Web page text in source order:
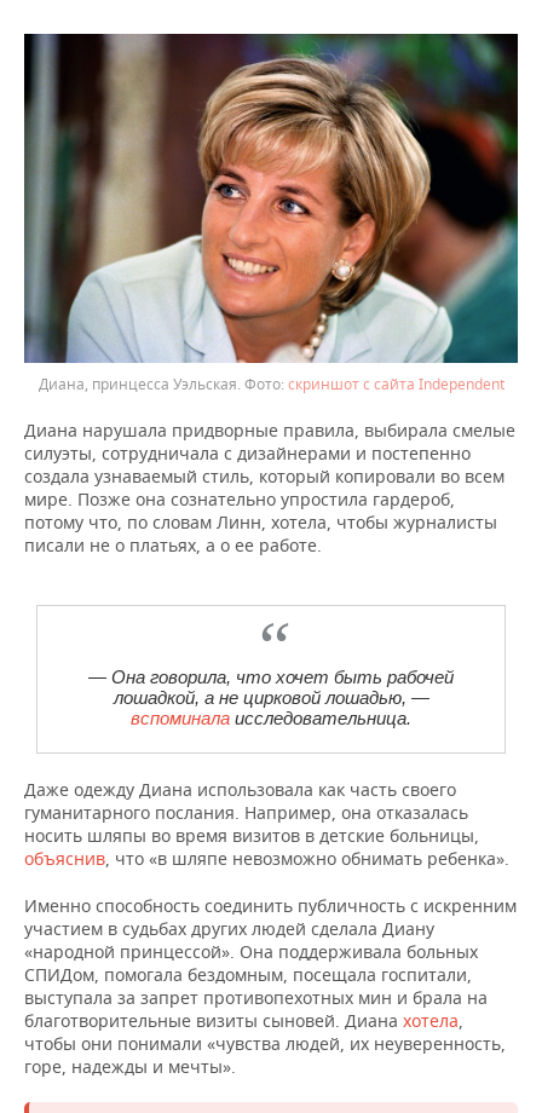
Диана, принцесса Уэльская. скриншот с сайта Independent
Диана нарушала придворные правила, выбирала смелые
силуэты, сотрудничала с дизайнерами и постепенно
создала узнаваемый стиль, который копировали во всем
мире. Позже она сознательно упростила гардероб,
потому что, по словам Линн, хотела, чтобы журналисты
писали не о платьях, а о ее работе.
— Она говорила, что хочет быть рабочей
лошадкой, а не цирковой лошадью, —
вспоминала исследовательница.
Даже одежду Диана использовала как часть своего
гуманитарного послания. Например, она отказалась
носить шляпы во время визитов в детские больницы,
объяснив, что «в шляпе невозможно обнимать ребенка».
Именно способность соединить публичность с искренним
участием в судьбах других людей сделала Диану
«народной принцессой». Она поддерживала больных
СПИДом, помогала бездомным, посещала госпитали,
выступала за запрет противопехотных мин и брала на
благотворительные визиты сыновей. Диана хотела,
чтобы они понимали «чувства людей, их неуверенность,
горе, надежды и мечты».